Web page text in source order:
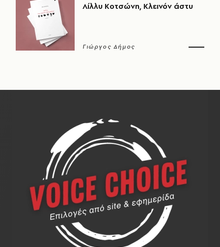
Λίλλυ Κοτσώνη, Κλεινόν άστυ
Γιώργος Δήμος